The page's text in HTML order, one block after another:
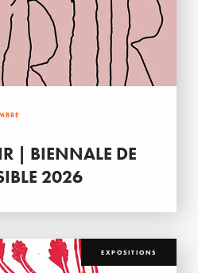
| BIENNALE DE
2026
EXPOSITIONS